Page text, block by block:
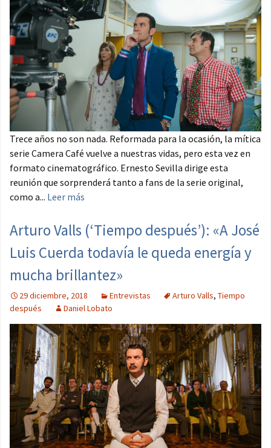
Trece años no son nada. Reformada para la ocasión, la mítica
serie Camera Café vuelve a nuestras vidas, pero esta vez en
formato cinematográfico. Ernesto Sevilla dirige esta
reunión que sorprenderá tanto a fans de la serie original,
como a... Leer más
Arturo Valls (‘Tiempo después’): «A José
Luis Cuerda todavía le queda energía y
mucha brillantez»
29 diciembre, 2018 Entrevistas Arturo Valls, Tiempo
después
Daniel Lobato